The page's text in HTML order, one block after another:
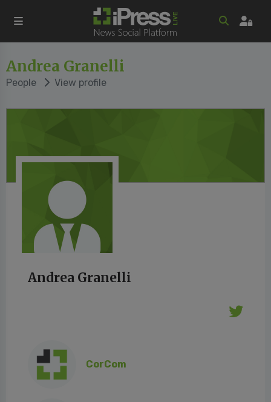
Andrea Granelli
People View profile
Andrea Granelli
CorCom